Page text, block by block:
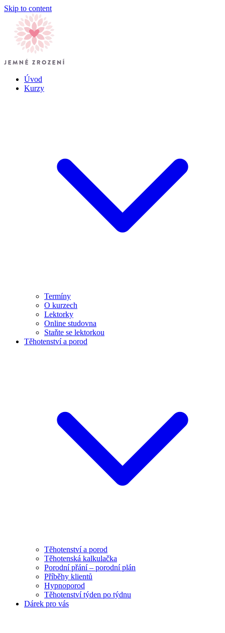
Skip to content
Úvod
Kurzy
Termíny
O kurzech
Lektorky
Online studovna
Staňte se lektorkou
Těhotenství a porod
Těhotenství a porod
Těhotenská kalkulačka
Porodní přání – porodní plán
Příběhy klientů
Hypnoporod
Těhotenství týden po týdnu
Dárek pro vás